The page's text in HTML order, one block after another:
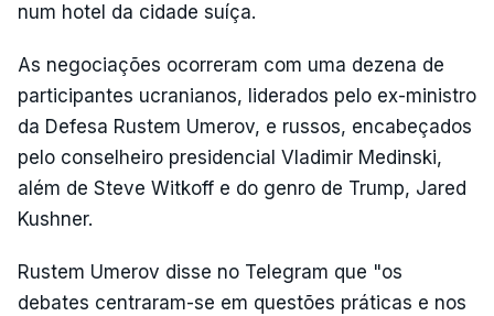
num hotel da cidade suíça.
As negociações ocorreram com uma dezena de
participantes ucranianos, liderados pelo ex-ministro
da Defesa Rustem Umerov, e russos, encabeçados
pelo conselheiro presidencial Vladimir Medinski,
além de Steve Witkoff e do genro de Trump, Jared
Kushner.
Rustem Umerov disse no Telegram que "os
debates centraram-se em questões práticas e nos